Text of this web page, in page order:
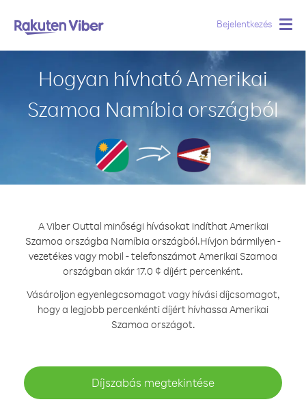
Bejelentkezés
Hogyan hívható Amerikai
Szamoa Namíbia országból
A Viber Outtal minőségi hívásokat indíthat Amerikai
Szamoa országba Namíbia országból.Hívjon bármilyen -
vezetékes vagy mobil - telefonszámot Amerikai Szamoa
országban akár 17.0 ¢ díjért percenként.
Vásároljon egyenlegcsomagot vagy hívási díjcsomagot,
hogy a legjobb percenkénti díjért hívhassa Amerikai
Szamoa országot.
Díjszabás megtekintése